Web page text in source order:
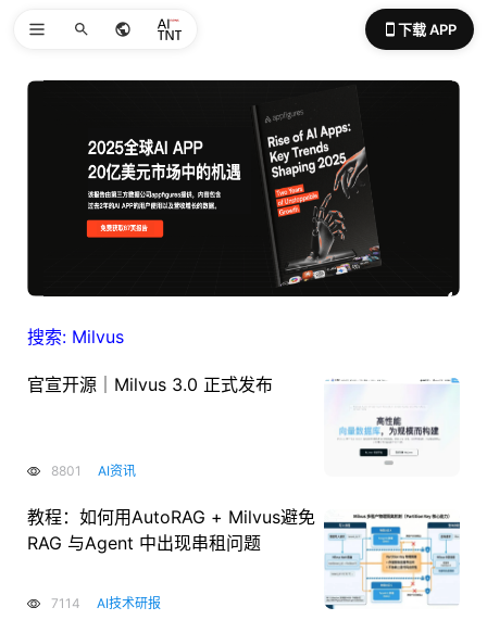
下载 APP
搜索: Milvus
官宣开源｜Milvus 3.0 正式发布
8801 AI资讯
教程：如何用AutoRAG + Milvus避免
RAG 与Agent 中出现串租问题
7114 AI技术研报